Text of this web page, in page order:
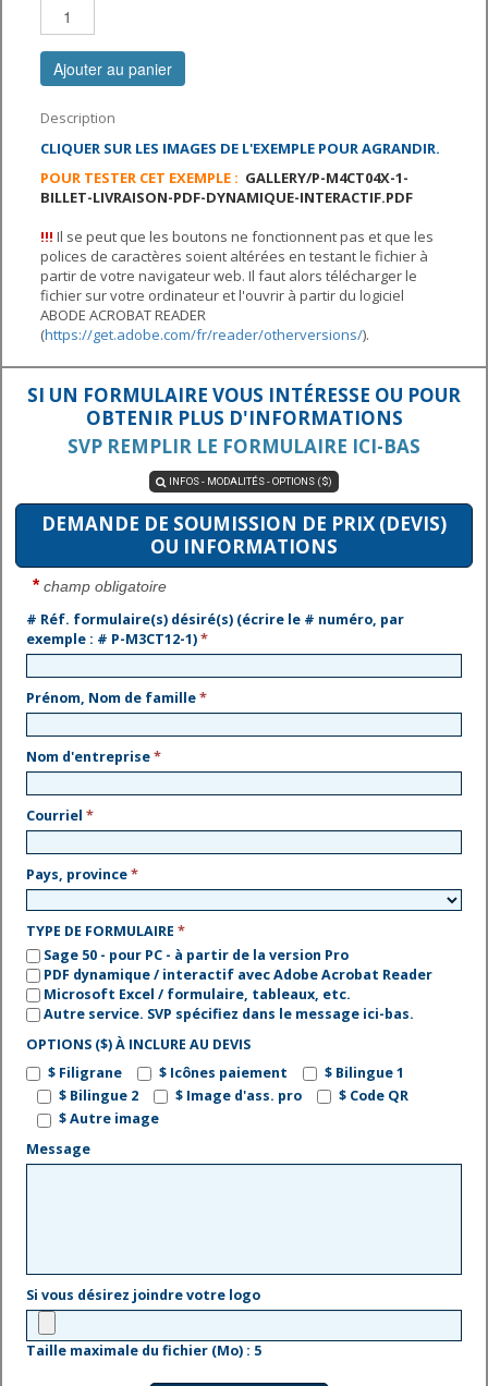
Ajouter au panier
Description
CLIQUER SUR LES IMAGES DE L'EXEMPLE POUR AGRANDIR.
POUR TESTER CET EXEMPLE : GALLERY/P-M4CT04X-1-
BILLET-LIVRAISON-PDF-DYNAMIQUE-INTERACTIF.PDF
!!! Il se peut que les boutons ne fonctionnent pas et que les
polices de caractères soient altérées en testant le fichier à
partir de votre navigateur web. Il faut alors télécharger le
fichier sur votre ordinateur et l'ouvrir à partir du logiciel
ABODE ACROBAT READER
(https://get.adobe.com/fr/reader/otherversions/).
SI UN FORMULAIRE VOUS INTÉRESSE OU POUR
OBTENIR PLUS D'INFORMATIONS
SVP REMPLIR LE FORMULAIRE ICI-BAS
 INFOS - MODALITÉS - OPTIONS ($)
DEMANDE DE SOUMISSION DE PRIX (DEVIS)
OU INFORMATIONS
* champ obligatoire
# Réf. formulaire(s) désiré(s) (écrire le # numéro, par
exemple : # P-M3CT12-1)*
Prénom, Nom de famille*
Nom d'entreprise*
Courriel *
Pays, province*
TYPE DE FORMULAIRE *
Sage 50 - pour PC - à partir de la version Pro
PDF dynamique / interactif avec Adobe Acrobat Reader
Microsoft Excel / formulaire, tableaux, etc.
Autre service. SVP spécifiez dans le message ici-bas.
OPTIONS ($) À INCLURE AU DEVIS
$ Filigrane
$ Icônes paiement
$ Bilingue 1
$ Bilingue 2
$ Image d'ass. pro
$ Code QR
$ Autre image
Message
Si vous désirez joindre votre logo
Taille maximale du fichier (Mo) : 5